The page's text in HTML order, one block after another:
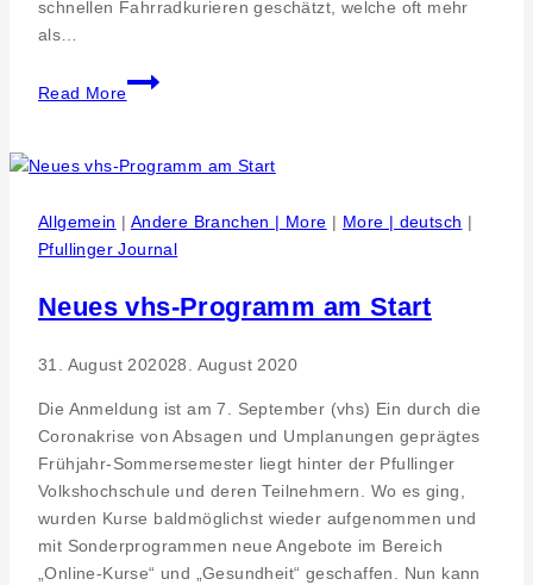
schnellen Fahrradkurieren geschätzt, welche oft mehr
als…
Read More
Neues
Lasten
Bike
GWW
baut
Marke
XCYC
aus
Allgemein | Andere Branchen | More | More | deutsch |
Pfullinger Journal
Neues vhs-Programm am Start
31. August 202028. August 2020
Die Anmeldung ist am 7. September (vhs) Ein durch die
Coronakrise von Absagen und Umplanungen geprägtes
Frühjahr-Sommersemester liegt hinter der Pfullinger
Volkshochschule und deren Teilnehmern. Wo es ging,
wurden Kurse baldmöglichst wieder aufgenommen und
mit Sonderprogrammen neue Angebote im Bereich
„Online-Kurse“ und „Gesundheit“ geschaffen. Nun kann